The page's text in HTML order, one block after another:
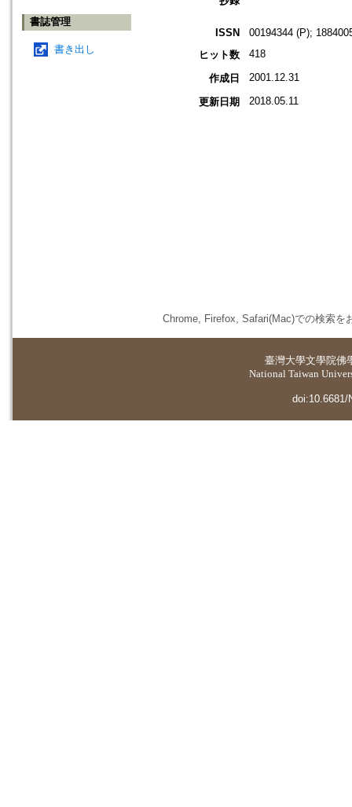
書誌管理
書き出し
ISSN
00194344 (P);
ヒット数
418
作成日 2001.12.31
更新日期 2018.05.11
Chrome, Firefox, Safari(Mac)での検索を
臺灣大學文學院佛
National Taiwan
doi:10.6681/